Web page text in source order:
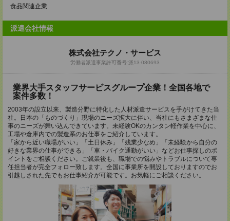
食品関連企業
派遣会社情報
株式会社テクノ・サービス
労働者派遣事業許可番号:派13-080693
業界大手スタッフサービスグループ企業！全国各地で
案件多数！
2003年の設立以来、製造分野に特化した人材派遣サービスを手がけてきた当
社。日本の「ものづくり」現場のニーズ拡大に伴い、当社にもさまざまな仕
事のニーズが舞い込んできています。未経験OKのカンタン軽作業を中心に、
工場や倉庫内での製造系のお仕事をご紹介しています。
「家から近い職場がいい」「土日休み」「残業少なめ」「未経験から自分の
好きな業界の仕事ができる」「車・バイク通勤がいい」などお仕事探しのポ
イントをご相談ください。ご就業後も、職場での悩みやトラブルについて専
任担当者が完全フォロー致します。全国に事業所を開設しておりますのでお
引越しされた先でもお仕事紹介が可能です。お気軽にご相談ください。